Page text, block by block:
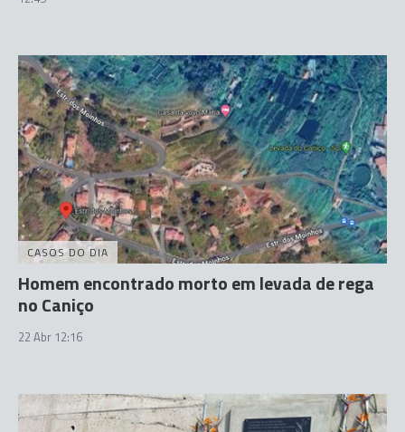
CASOS DO DIA
Homem encontrado morto em levada de rega
no Caniço
22 Abr 12:16